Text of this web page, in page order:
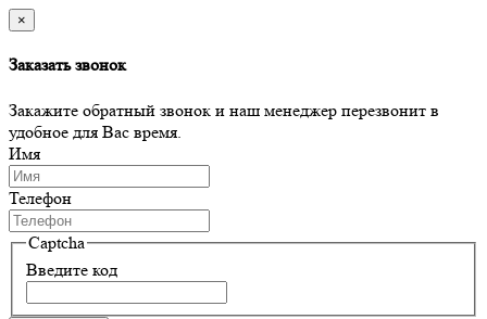
×
Заказать звонок
Закажите обратный звонок и наш менеджер перезвонит в
удобное для Вас время.
Имя
Телефон
Captcha
Введите код